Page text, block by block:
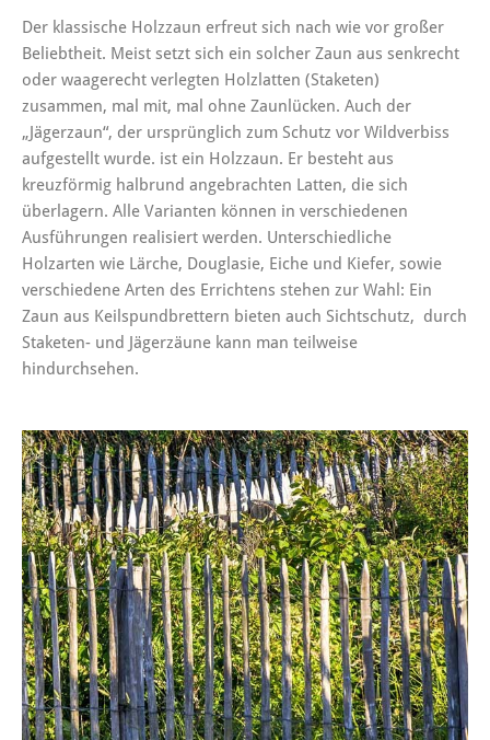
Der klassische Holzzaun erfreut sich nach wie vor großer
Beliebtheit. Meist setzt sich ein solcher Zaun aus senkrecht
oder waagerecht verlegten Holzlatten (Staketen)
zusammen, mal mit, mal ohne Zaunlücken. Auch der
„Jägerzaun“, der ursprünglich zum Schutz vor Wildverbiss
aufgestellt wurde. ist ein Holzzaun. Er besteht aus
kreuzförmig halbrund angebrachten Latten, die sich
überlagern. Alle Varianten können in verschiedenen
Ausführungen realisiert werden. Unterschiedliche
Holzarten wie Lärche, Douglasie, Eiche und Kiefer, sowie
verschiedene Arten des Errichtens stehen zur Wahl: Ein
Zaun aus Keilspundbrettern bieten auch Sichtschutz, durch
Staketen- und Jägerzäune kann man teilweise
hindurchsehen.